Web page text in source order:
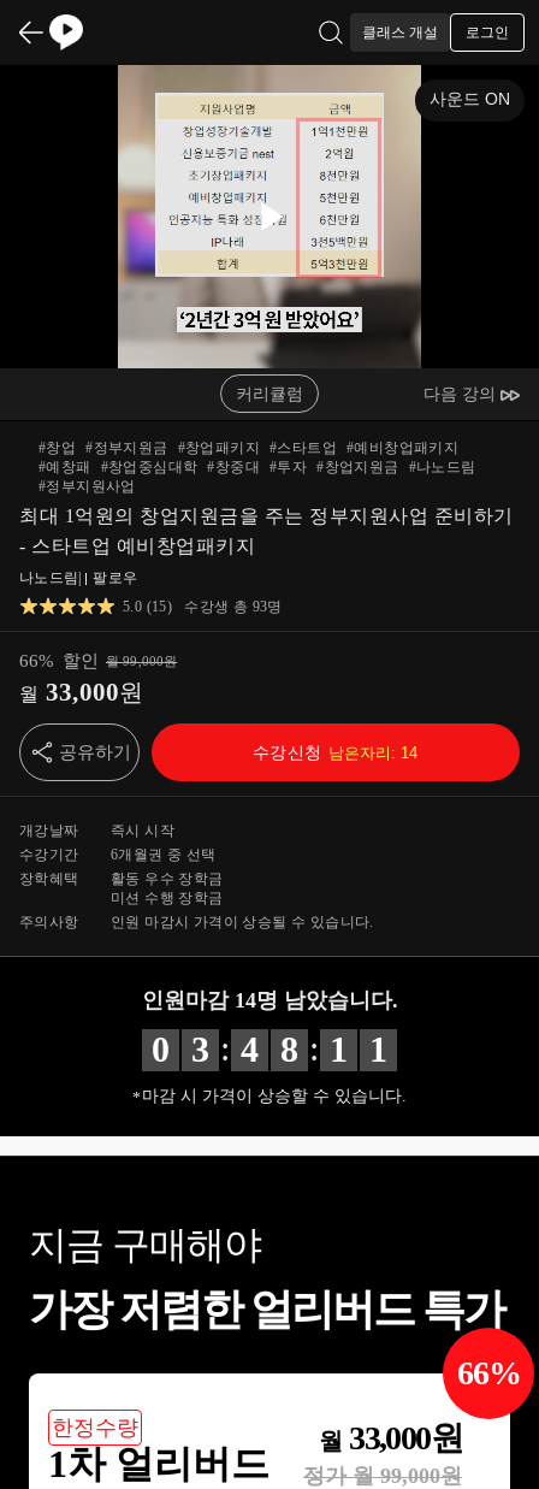
클래스 개설 로그인
Play
Video
사운드 ON
커리큘럼 다음 강의
#창업 #정부지원금 #창업패키지 #스타트업 #예비창업패키지
#예창패 #창업중심대학 #창중대 #투자 #창업지원금 #나노드림
#정부지원사업
최대 1억원의 창업지원금을 주는 정부지원사업 준비하기
- 스타트업 예비창업패키지
나노드림
팔로우
5.0 (15) 수강생 총 93명
66% 할인 월99,000원
월 33,000원
공유하기 수강신청 남은자리: 14
개강날짜
즉시 시작
수강기간
6개월 권 중 선택
장학혜택
활동 우수 장학금
미션 수행 장학금
주의사항
인원 마감시 가격이 상승될 수 있습니다.
인원마감 14명 남았습니다.
0 3 : 4 8 : 1 0
마감 시 가격이 상승할 수 있습니다.
지금 구매해야
가장 저렴한 얼리버드 특가
한정수량
1차 얼리버드
월 33,000원
정가 월99,000원
66%